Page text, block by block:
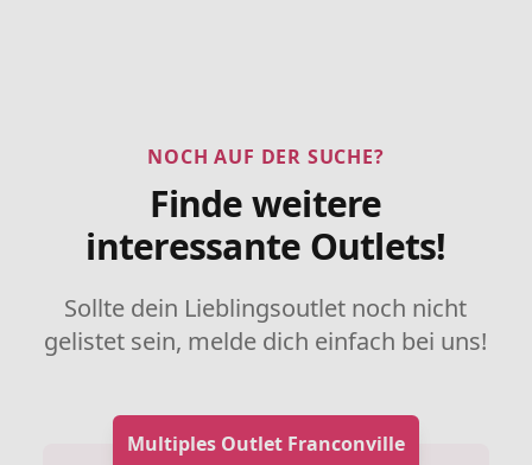
NOCH AUF DER SUCHE?
Finde weitere
interessante Outlets!
Sollte dein Lieblingsoutlet noch nicht
gelistet sein, melde dich einfach bei uns!
Multiples Outlet Franconville